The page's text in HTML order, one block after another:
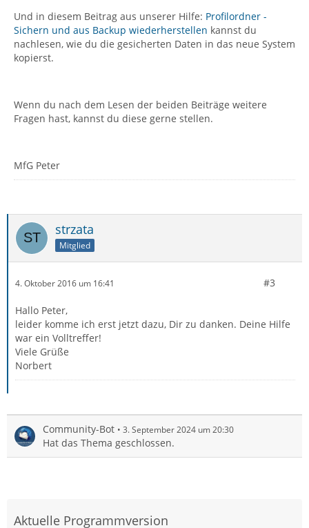
Und in diesem Beitrag aus unserer Hilfe: Profilordner -
Sichern und aus Backup wiederherstellen kannst du
nachlesen, wie du die gesicherten Daten in das neue System
kopierst.
Wenn du nach dem Lesen der beiden Beiträge weitere
Fragen hast, kannst du diese gerne stellen.
MfG Peter
strzata
Mitglied
4. Oktober 2016 um 16:41 #3
Hallo Peter,
leider komme ich erst jetzt dazu, Dir zu danken. Deine Hilfe
war ein Volltreffer!
Viele Grüße
Norbert
Community-Bot 3. September 2024 um 20:30
Hat das Thema geschlossen.
Aktuelle Programmversion